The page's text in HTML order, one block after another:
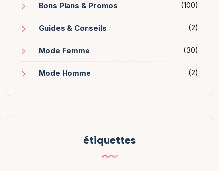
Bons Plans & Promos (100)
Guides & Conseils (2)
Mode Femme (30)
Mode Homme (2)
étiquettes